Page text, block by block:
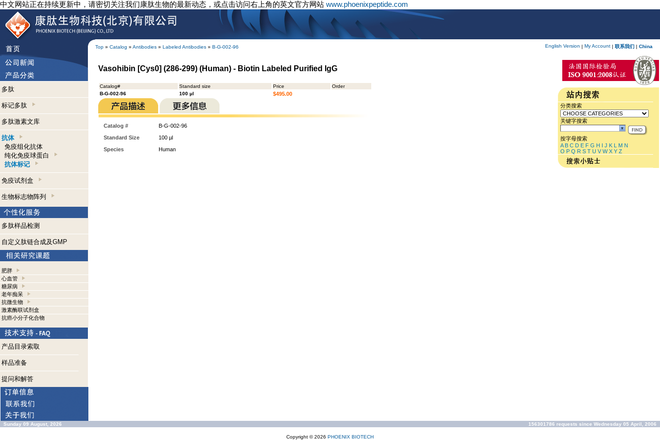
中文网站正在持续更新中，请密切关注我们康肽生物的最新动态，或点击访问右上角的英文官方网站 www.phoenixpeptide.com
Top » Catalog » Antibodies » Labeled Antibodies » B-G-002-96 English Version | My Account | 联系我们 | China
多肽
标记多肽
多肽激素文库
抗体
免疫组化抗体
纯化免疫球蛋白
抗体标记
免疫试剂盒
生物标志物阵列
多肽样品检测
自定义肽链合成及GMP
肥胖
心血管
糖尿病
老年痴呆
抗微生物
激素酶联试剂盒
抗癌小分子化合物
产品目录索取
样品准备
提问和解答
Vasohibin [Cys0] (286-299) (Human) - Biotin Labeled Purified IgG
Catalog# Standard size Price
Order
B-G-002-96
100 µl $495.00
Catalog #
B-G-002-96
Standard Size
100 µl
Species
Human
分类搜索
关键字搜索
按字母搜索
A B C D E F G H I J K L M N
O P Q R S T U V W X Y Z
Sunday 09 August, 2026 156301786 requests since Wednesday 05 April, 2006
Copyright © 2026 PHOENIX BIOTECH